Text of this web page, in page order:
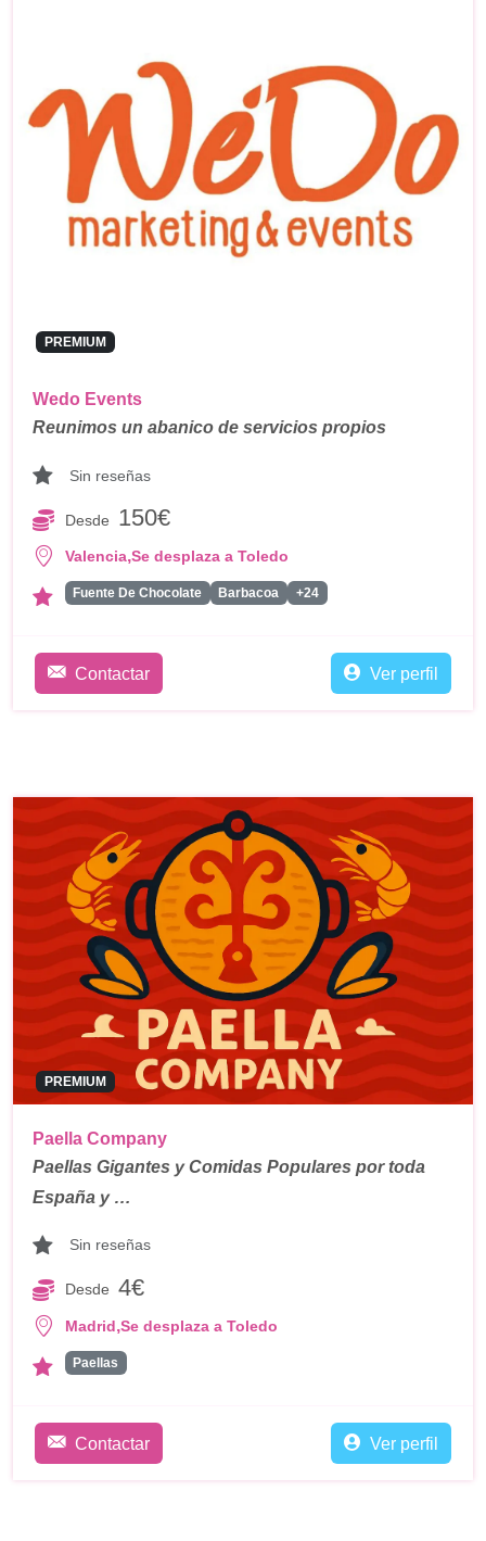
PREMIUM
Wedo Events
Reunimos un abanico de servicios propios
Sin reseñas
Desde 150€
Valencia,Se desplaza a Toledo
Fuente De Chocolate Barbacoa +24
Contactar Ver perfil
PREMIUM
Paella Company
Paellas Gigantes y Comidas Populares por toda
España y …
Sin reseñas
Desde 4€
Madrid,Se desplaza a Toledo
Paellas
Contactar Ver perfil